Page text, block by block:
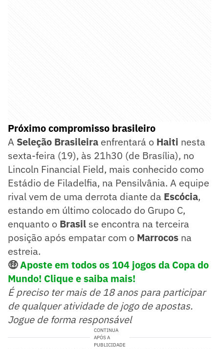
Próximo compromisso brasileiro
A Seleção Brasileira enfrentará o Haiti nesta
sexta-feira (19), às 21h30 (de Brasília), no
Lincoln Financial Field, mais conhecido como
Estádio de Filadelfia, na Pensilvânia. A equipe
rival vem de uma derrota diante da Escócia,
estando em último colocado do Grupo C,
enquanto o Brasil se encontra na terceira
posição após empatar com o Marrocos na
estreia.
🤑Aposte em todos os 104 jogos da Copa do
Mundo! Clique e saiba mais!
É preciso ter mais de 18 anos para participar
de qualquer atividade de jogo de apostas.
Jogue de forma responsável
CONTINUA
APÓS A
PUBLICIDADE